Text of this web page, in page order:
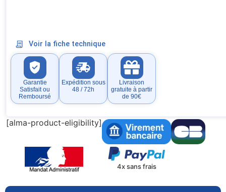
Voir la fiche technique
Garantie
Satisfait ou
Remboursé
Expédition sous
48 / 72h
Livraison
gratuite à partir
de 90€
[alma-product-eligibility]
4x sans frais